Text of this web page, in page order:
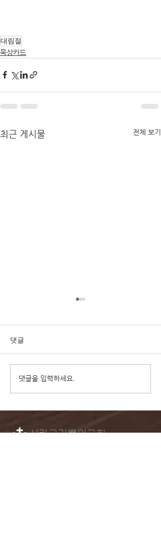
대림절
묵상카드
최근 게시물 전체 보기
2023 대림절 묵상카드
13
댓글
댓글을 입력하세요.
시카고기쁨의​교회